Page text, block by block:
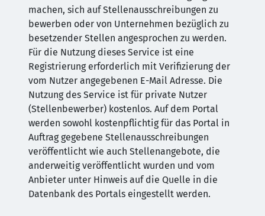
machen, sich auf Stellenausschreibungen zu
bewerben oder von Unternehmen bezüglich zu
besetzender Stellen angesprochen zu werden.
Für die Nutzung dieses Service ist eine
Registrierung erforderlich mit Verifizierung der
vom Nutzer angegebenen E-Mail Adresse. Die
Nutzung des Service ist für private Nutzer
(Stellenbewerber) kostenlos. Auf dem Portal
werden sowohl kostenpflichtig für das Portal in
Auftrag gegebene Stellenausschreibungen
veröffentlicht wie auch Stellenangebote, die
anderweitig veröffentlicht wurden und vom
Anbieter unter Hinweis auf die Quelle in die
Datenbank des Portals eingestellt werden.